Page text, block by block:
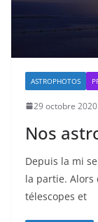
ASTROPHOTOS
29 octobre 2020
Nos
Depuis la mi
la partie. Alors
télescopes et